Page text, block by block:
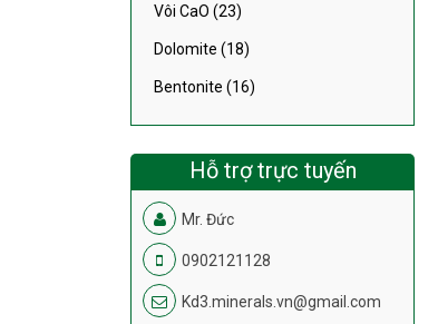
Vôi CaO (23)
Dolomite (18)
Bentonite (16)
Hỗ trợ trực tuyến
Mr. Đức
0902121128
Kd3.minerals.vn@gmail.com